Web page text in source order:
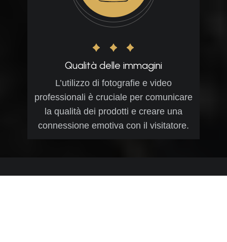
Qualità delle immagini
L’utilizzo di fotografie e video
professionali è cruciale per comunicare
la qualità dei prodotti e creare una
connessione emotiva con il visitatore.